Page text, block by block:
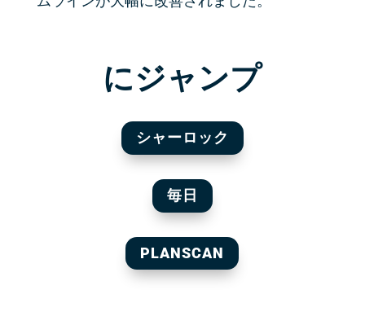
にジャンプ
シャーロック
毎日
PLANSCAN